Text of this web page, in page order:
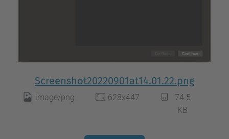
Screenshot20220901at14.01.22.png
image/png 628x447
74.5
KB